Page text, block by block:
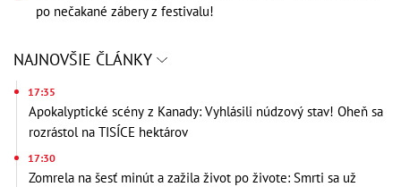
po nečakané zábery z festivalu!
NAJNOVŠIE ČLÁNKY
17:35
Apokalyptické scény z Kanady: Vyhlásili núdzový stav! Oheň sa
rozrástol na TISÍCE hektárov
17:30
Zomrela na šesť minút a zažila život po živote: Smrti sa už